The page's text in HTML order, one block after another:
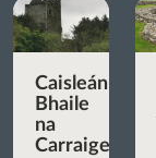
Caisleán
Bhaile
na
Carraige